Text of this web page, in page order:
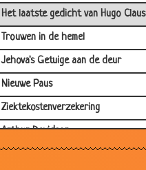
Het laatste gedicht van Hugo Claus
Trouwen in de hemel
Jehova's Getuige aan de deur
Nieuwe Paus
Ziektekostenverzekering
Arthur Davidson